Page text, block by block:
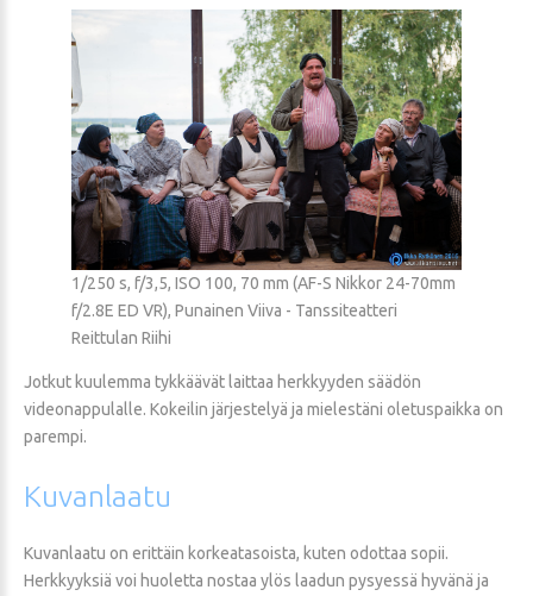
1/250 s, f/3,5, ISO 100, 70 mm (AF-S Nikkor 24-70mm
f/2.8E ED VR), Punainen Viiva - Tanssiteatteri
Reittulan Riihi
Jotkut kuulemma tykkäävät laittaa herkkyyden säädön
videonappulalle. Kokeilin järjestelyä ja mielestäni oletuspaikka on
parempi.
Kuvanlaatu
Kuvanlaatu on erittäin korkeatasoista, kuten odottaa sopii.
Herkkyyksiä voi huoletta nostaa ylös laadun pysyessä hyvänä ja